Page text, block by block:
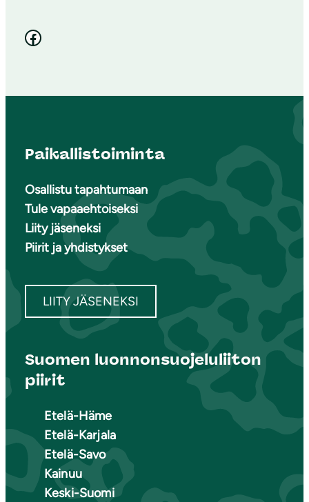
Facebook
Paikallistoiminta
Osallistu tapahtumaan
Tule vapaaehtoiseksi
Liity jäseneksi
Piirit ja yhdistykset
LIITY JÄSENEKSI
Suomen luonnonsuojeluliiton
piirit
Etelä-Häme
Etelä-Karjala
Etelä-Savo
Kainuu
Keski-Suomi